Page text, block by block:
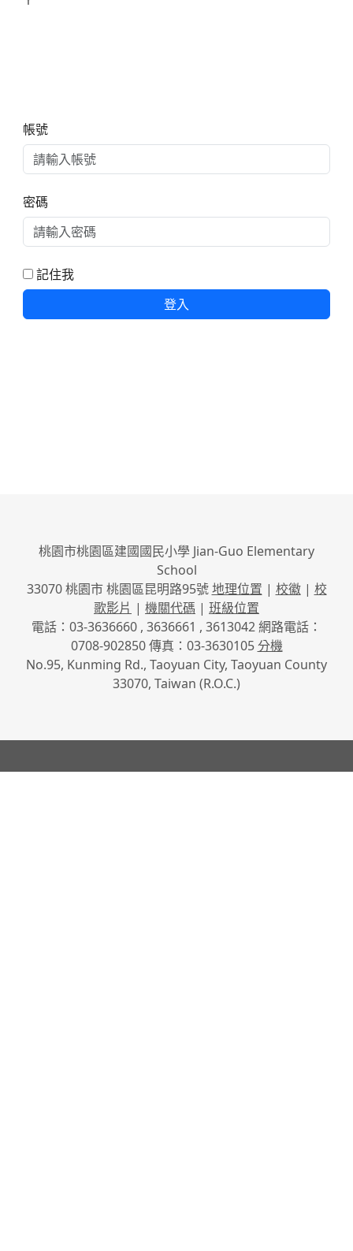
帳號
密碼
記住我
登入
桃園市桃園區建國國民小學 Jian-Guo Elementary
School
33070 桃園市 桃園區昆明路95號地理位置 | 校徽| 校
歌影片 | 機關代碼 | 班級位置
電話：03-3636660 , 3636661 , 3613042 網路電話：
0708-902850 傳真：03-3630105分機
No.95, Kunming Rd., Taoyuan City, Taoyuan County
33070, Taiwan (R.O.C.)